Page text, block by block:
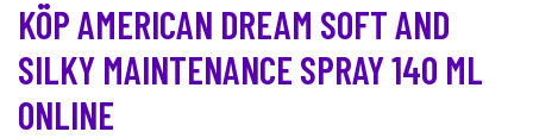
KÖP AMERICAN DREAM SOFT AND
SILKY MAINTENANCE SPRAY 140 ML
ONLINE